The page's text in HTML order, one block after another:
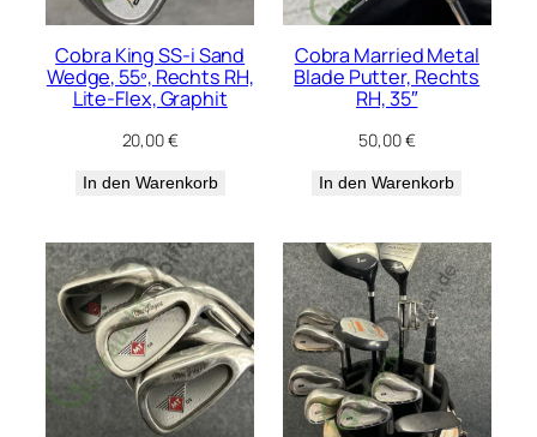
Cobra King SS-i Sand
Wedge, 55º, Rechts RH,
Lite-Flex, Graphit
20,00€
In den Warenkorb
Cobra Married Metal
Blade Putter, Rechts
RH, 35″
50,00€
In den Warenkorb